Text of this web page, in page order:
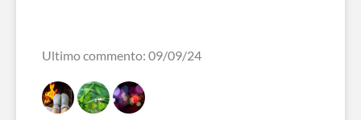
Ultimo commento: 09/09/24